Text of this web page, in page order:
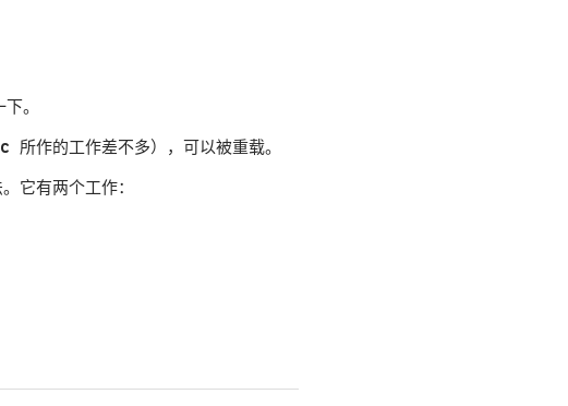
。
所作的工作差不多），可以被重载。
它有两个工作：